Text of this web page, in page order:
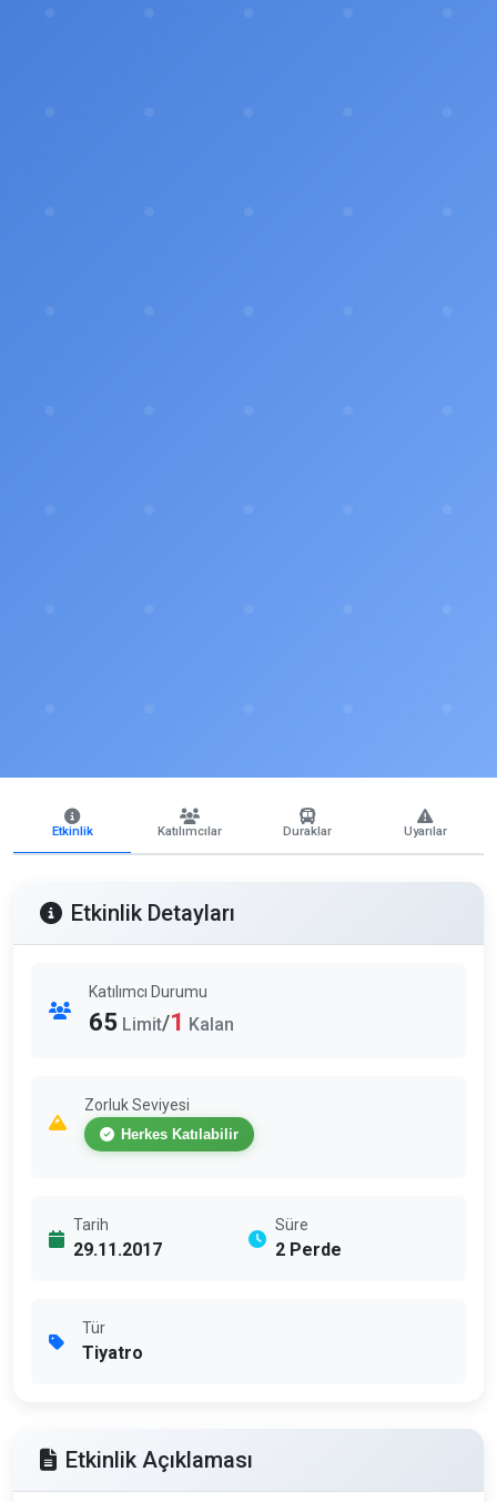
Etkinlik Katılımcılar Duraklar Uyarılar
Etkinlik Detayları
Katılımcı Durumu
65 Limit/1 Kalan
Zorluk Seviyesi
Herkes Katılabilir
Tarih
29.11.2017
Süre
2 Perde
Tür
Tiyatro
Etkinlik Açıklaması